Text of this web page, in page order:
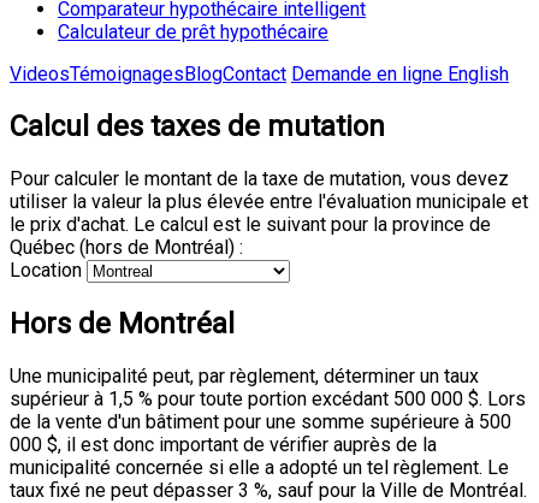
Comparateur hypothécaire intelligent
Calculateur de prêt hypothécaire
VideosTémoignagesBlogContact Demande en ligne English
Calcul des taxes de mutation
Pour calculer le montant de la taxe de mutation, vous devez
utiliser la valeur la plus élevée entre l'évaluation municipale et
le prix d'achat. Le calcul est le suivant pour la province de
Québec (hors de Montréal) :
Location
Hors de Montréal
Une municipalité peut, par règlement, déterminer un taux
supérieur à 1,5 % pour toute portion excédant 500 000 $. Lors
de la vente d'un bâtiment pour une somme supérieure à 500
000 $, il est donc important de vérifier auprès de la
municipalité concernée si elle a adopté un tel règlement. Le
taux fixé ne peut dépasser 3 %, sauf pour la Ville de Montréal.